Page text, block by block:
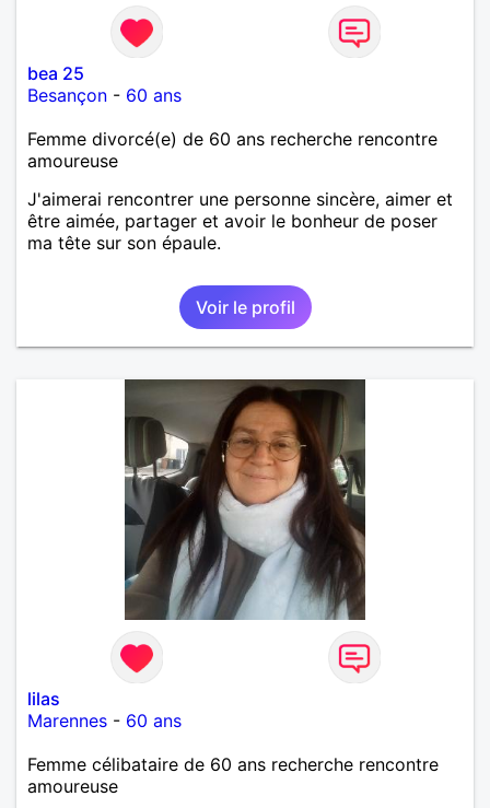
bea 25
Besançon - 60 ans
Femme divorcé(e) de 60 ans recherche rencontre
amoureuse
J'aimerai rencontrer une personne sincère, aimer et
être aimée, partager et avoir le bonheur de poser
ma tête sur son épaule.
Voir le profil
lilas
Marennes - 60 ans
Femme célibataire de 60 ans recherche rencontre
amoureuse